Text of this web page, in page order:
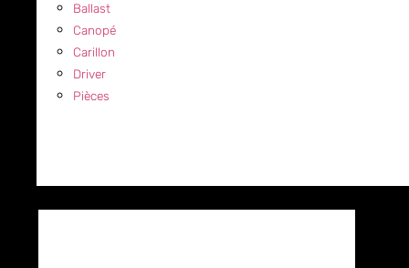
Ballast
Canopé
Carillon
Driver
Pièces